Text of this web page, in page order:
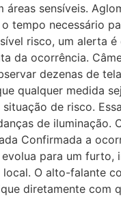
sensíveis.
tempo necessário
risco, um alerta
da ocorrência.
dezenas de
qualquer medida
de risco.
de
Confirmada a
para um
O alto-falante
diretamente com